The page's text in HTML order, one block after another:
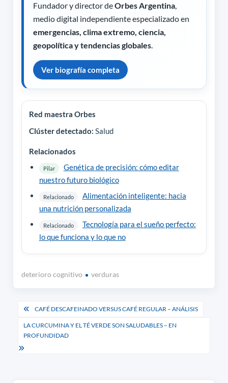
Fundador y director deOrbes Argentina,
medio digital independiente especializado en
emergencias, clima extremo, ciencia,
geopolítica y tendencias globales.
Ver biografía completa
Red maestra Orbes
Clúster detectado: Salud
Relacionados
Pilar
Genética de precisión: cómo editar
nuestro futuro biológico
Relacionado
Alimentación inteligente: hacia
una nutrición personalizada
Relacionado
Tecnología para el sueño perfecto:
lo que funciona y lo que no
deterioro cognitivo verduras
Navegación
de
entradas
CAFÉ DESCAFEINADO VERSUS CAFÉ REGULAR – ANÁLISIS
LA CURCUMINA Y EL TÉ VERDE SON SALUDABLES – EN
PROFUNDIDAD